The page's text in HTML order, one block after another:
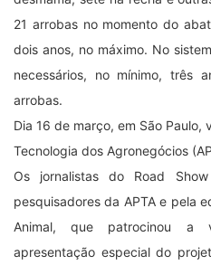
21 arrobas no momento do
dois anos, no máximo. No
necessários, no mínimo, três
arrobas.
Dia 16 de março, em São Paulo,
Tecnologia dos Agronegócios
Os jornalistas do Road
pesquisadores da APTA e pela
Animal, que patrocinou a
apresentação especial do